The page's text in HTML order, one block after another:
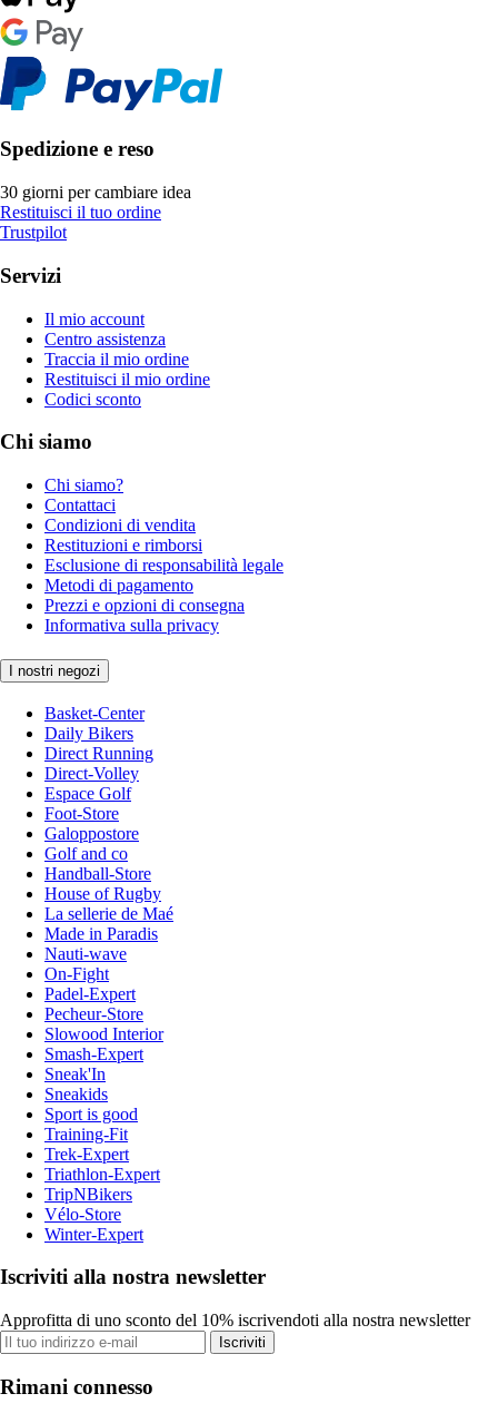
Spedizione e reso
30 giorni per cambiare idea
Restituisci il tuo ordine
Trustpilot
Servizi
Il mio account
Centro assistenza
Traccia il mio ordine
Restituisci il mio ordine
Codici sconto
Chi siamo
Chi siamo?
Contattaci
Condizioni di vendita
Restituzioni e rimborsi
Esclusione di responsabilità legale
Metodi di pagamento
Prezzi e opzioni di consegna
Informativa sulla privacy
I nostri negozi
Basket-Center
Daily Bikers
Direct Running
Direct-Volley
Espace Golf
Foot-Store
Galoppostore
Golf and co
Handball-Store
House of Rugby
La sellerie de Maé
Made in Paradis
Nauti-wave
On-Fight
Padel-Expert
Pecheur-Store
Slowood Interior
Smash-Expert
Sneak'In
Sneakids
Sport is good
Training-Fit
Trek-Expert
Triathlon-Expert
TripNBikers
Vélo-Store
Winter-Expert
Iscriviti alla nostra newsletter
Approfitta di uno sconto del 10% iscrivendoti alla nostra newsletter
Iscriviti
Rimani connesso